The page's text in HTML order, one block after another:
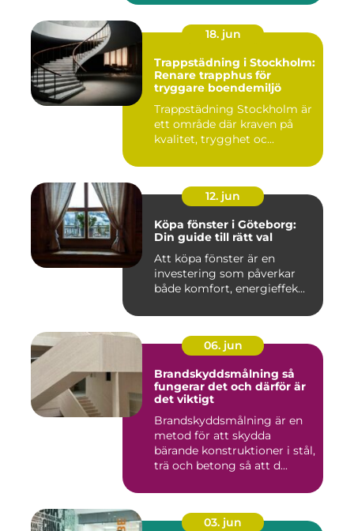
18. jun
Trappstädning i Stockholm:
Renare trapphus för
tryggare boendemiljö
Trappstädning Stockholm är
ett område där kraven på
kvalitet, trygghet oc...
12. jun
Köpa fönster i Göteborg:
Din guide till rätt val
Att köpa fönster är en
investering som påverkar
både komfort, energieffek...
06. jun
Brandskyddsmålning så
fungerar det och därför är
det viktigt
Brandskyddsmålning är en
metod för att skydda
bärande konstruktioner i stål,
trä och betong så att d...
03. jun